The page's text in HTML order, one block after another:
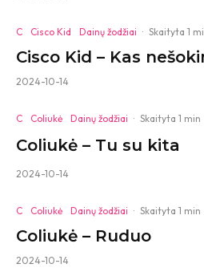
C Cisco Kid Dainų žodžiai · Skaityta 1
Cisco Kid – Kas
2024-10-14
C Coliukė Dainų žodžiai · Skaityta 1 min
Coliukė – Tu su kita
2024-10-14
C Coliukė Dainų žodžiai · Skaityta 1 min
Coliukė – Ruduo
2024-10-14